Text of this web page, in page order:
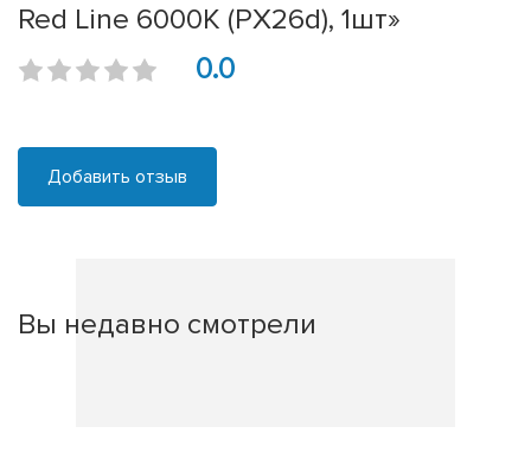
Red Line 6000K (PX26d), 1шт»
0.0
Добавить отзыв
Вы недавно смотрели